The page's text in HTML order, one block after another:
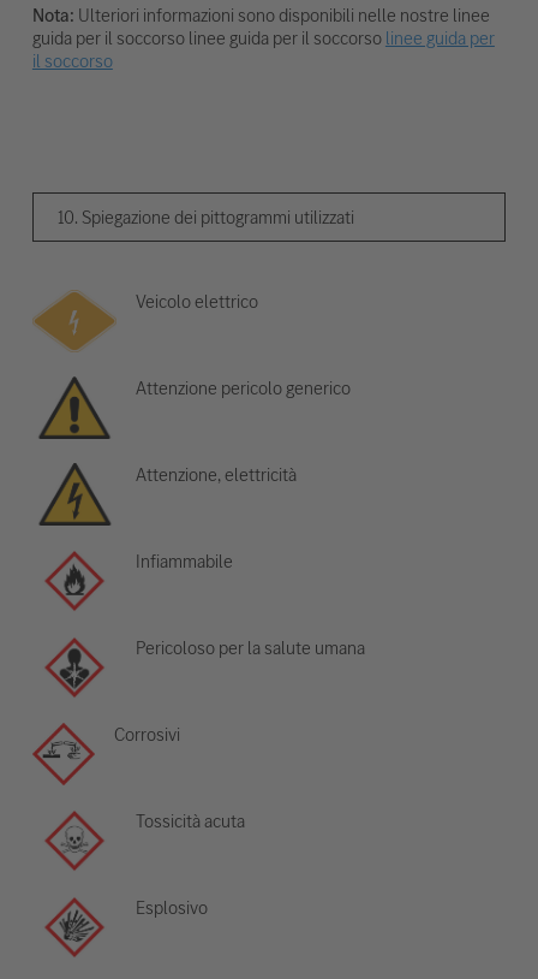
Nota: Ulteriori informazioni sono disponibili nelle nostre linee
guida per il soccorso linee guida per il soccorsolinee guida per
il soccorso
10. Spiegazione dei pittogrammi utilizzati
Veicolo elettrico
Attenzione pericolo generico
Attenzione, elettricità
Infiammabile
Pericoloso per la salute umana
Corrosivi
Tossicità acuta
Esplosivo